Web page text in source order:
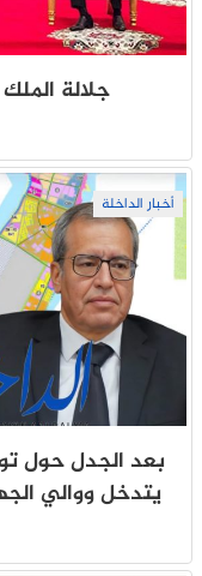
جلالة
أخبار الداخلة
بعد الجدل حول
يتدخل ووالي